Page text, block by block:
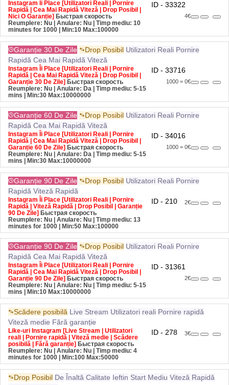
Rapidă | Cea Mai Rapidă Viteză | Drop Posibil |
Nici O Garanție] Быстрая скорость
Reumplere: Nu | Anulare: Nu | Timp mediu: 10
minutes for 1000 | Min:10 Max:100000
4€
Garanție 30 De Zile Drop Posibil Utilizatori Reali Pornire
Rapidă Cea Mai Rapidă Viteză
Instagram Îi Place [Utilizatori Reali | Pornire
Rapidă | Cea Mai Rapidă Viteză | Drop Posibil |
Garanție 30 De Zile] Быстрая скорость
Reumplere: Nu | Anulare: Da | Timp mediu: 5-15
mins| Min:30 Max:10000000
1000 = 0€
Garanție 60 De Zile Drop Posibil Utilizatori Reali Pornire
Rapidă Cea Mai Rapidă Viteză
Instagram Îi Place [Utilizatori Reali | Pornire
Rapidă | Cea Mai Rapidă Viteză | Drop Posibil |
Garanție 60 De Zile] Быстрая скорость
Reumplere: Nu | Anulare: Da | Timp mediu: 5-15
mins| Min:30 Max:10000000
1000 = 0€
Garanție 90 De Zile Drop Posibil Utilizatori Reali Pornire
Rapidă Viteză Rapidă
Instagram Îi Place [Utilizatori Reali | Pornire
Rapidă | Viteză Rapidă | Drop Posibil | Garanție
90 De Zile] Быстрая скорость
Reumplere: Nu | Anulare: Nu | Timp mediu: 13
minutes for 1000 | Min:50 Max:100000
Garanție 90 De Zile Drop Posibil Utilizatori Reali Pornire
Rapidă Cea Mai Rapidă Viteză
Instagram Îi Place [Utilizatori Reali | Pornire
Rapidă | Cea Mai Rapidă Viteză | Drop Posibil |
Garanție 90 De Zile] Быстрая скорость
Reumplere: Nu | Anulare: Nu | Timp mediu: 5-15
mins| Min:10 Max:10000000
2€
Scădere posibilă Live Stream Utilizatori reali Pornire rapidă
Viteză medie Fără garanție
Like-uri Instagram [Live Stream | Utilizatori
reali | Pornire rapidă | Viteză medie | Scădere
posibilă | Fără garanție] Быстрая скорость
Reumplere: Nu | Anulare: Nu | Timp mediu: 4
minutes for 1000 | Min:100 Max:50000
Drop Posibil De Înaltă Calitate Ieftin Start Mediu Viteză Rapidă
Nici O Garanție